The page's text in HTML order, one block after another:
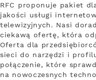
RFC proponuje pakiet
jakości usługi
telewizyjnych. Nasi
ciekawą ofertę, która
Oferta dla
sieci do narzędzi i
połączenie, które
na nowoczesnych